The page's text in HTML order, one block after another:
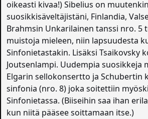
oikeasti kivaa!) Sibelius on
suosikkisäveltäjistäni, Finlandia,
Brahmsin Unkarilainen tanssi nro. 5
muistoja mieleen, niin lapsuudesta
Sinfonietastakin. Lisäksi Tsaikovsky
Joutsenlampi. Uudempia suosikkeja
Elgarin sellokonsertto ja Schubertin
sinfonia (nro. 8) joka soitettiin
Sinfonietassa. (Biiseihin saa ihan
kun niitä pääsee soittamaan itse.)